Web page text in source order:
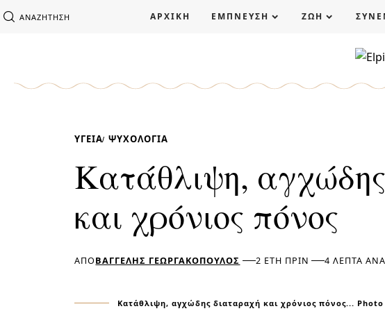
ΑΝΑΖΉΤΗΣΗ ΑΡΧΙΚΗ ΕΜΠΝΕΥΣΗ ΖΩΗ
ΥΓΕΊΑ ΨΥΧΟΛΟΓΊΑ
Κατάθλιψη,
και χρόνιος πόνος
ΑΠΌΒΑΓΓΈΛΗΣ ΓΕΩΡΓΑΚΌΠΟΥΛΟΣ 2 ΈΤΗ ΠΡΙΝ 4 ΛΕΠΤΆ
Κατάθλιψη, αγχώδης διαταραχή και χρόνιος πόνος...